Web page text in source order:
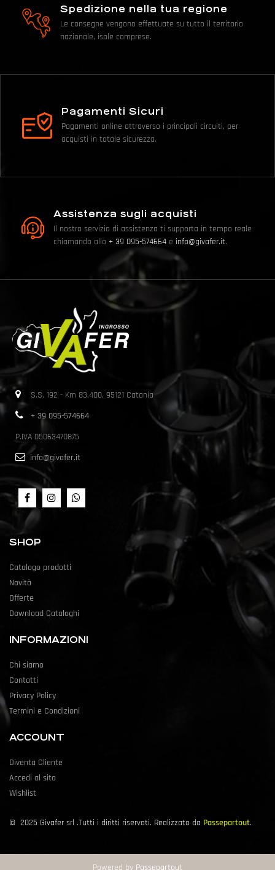
Spedizione nella tua regione
Le consegne vengono effettuate su tutto il territorio
nazionale, isole comprese.
Pagamenti Sicuri
Pagamenti online attraverso i principali circuiti, per
acquisti in totale sicurezza.
Assistenza sugli acquisti
Il nostro servizio di assistenza ti supporta in tempo reale
chiamando allo + 39 095-574664 e info@givafer.it.
S.S. 192 - Km 83,400, 95121 Catania
+ 39 095-574664
P.IVA 05063470875
info@givafer.it
SHOP
Catalogo prodotti
Novità
Offerte
Download Cataloghi
INFORMAZIONI
Chi siamo
Contatti
Privacy Policy
Termini e Condizioni
ACCOUNT
Diventa Cliente
Accedi al sito
Wishlist
© 2025 Givafer srl .Tutti i diritti riservati. Realizzato da Passepartout.
Powered by Passepartout